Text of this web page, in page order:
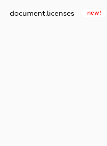
document.licenses new!